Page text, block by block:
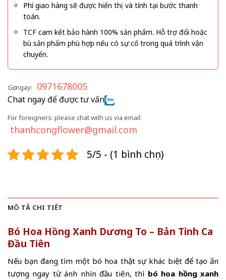
Phí giao hàng sẽ được hiển thị và tính tại bước thanh
toán.
TCF cam kết bảo hành 100% sản phẩm. Hỗ trợ đổi hoặc
bù sản phẩm phù hợp nếu có sự cố trong quá trình vận
chuyển.
Gọi ngay: 0971678005
Chat ngay để được tư vấn
For foreigners: please chat with us via email:
thanhcongflower@gmail.com
5/5 - (1 bình chọn)
MÔ TẢ CHI TIẾT
Bó Hoa Hồng Xanh Dương To – Bản Tình Ca
Đầu Tiên
Nếu bạn đang tìm một bó hoa thật sự khác biệt để tạo ấn
tượng ngay từ ánh nhìn đầu tiên, thì bó hoa hồng xanh